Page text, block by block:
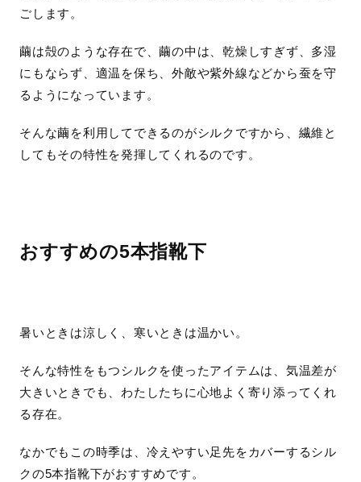
ごします。
繭は殻のような存在で、繭の中は、乾燥しすぎず、多湿
にもならず、適温を保ち、外敵や紫外線などから蚕を守
るようになっています。
そんな繭を利用してできるのがシルクですから、繊維と
してもその特性を発揮してくれるのです。
おすすめの5本指靴下
暑いときは涼しく、寒いときは温かい。
そんな特性をもつシルクを使ったアイテムは、気温差が
大きいときでも、わたしたちに心地よく寄り添ってくれ
る存在。
なかでもこの時季は、冷えやすい足先をカバーするシル
クの5本指靴下がおすすめです。